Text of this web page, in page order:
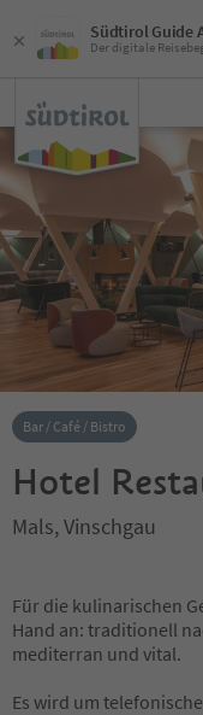
Südtirol Guide
Der digitale
Bar / Café / Bistro
Hotel
Mals, Vinschgau
Für die kulinarischen
Hand an: traditionell
mediterran und vital.
Es wird um